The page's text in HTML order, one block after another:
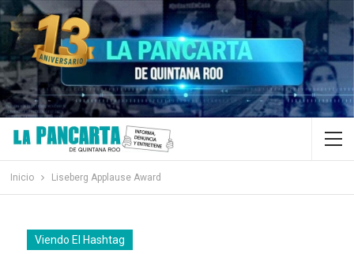
Inicio Liseberg Applause Award
Viendo El Hashtag